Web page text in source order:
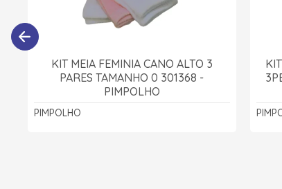
KIT MEIA FEMINIA CANO ALTO 3
PARES TAMANHO 0 301368 -
PIMPOLHO
PIMPOLHO